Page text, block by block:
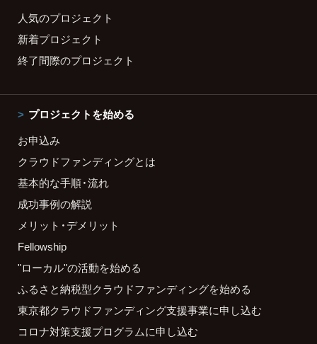
人気のプロジェクト
新着プロジェクト
終了間際のプロジェクト
プロジェクトを始める
お申込み
クラウドファンディングとは
基本的な手順・流れ
成功事例の解説
メリット・デメリット
Fellowship
"ローカル"の活動を始める
ふるさと納税型クラウドファンディングを始める
東京都クラウドファンディング支援事業に申し込む
コロナ対策支援プログラムに申し込む